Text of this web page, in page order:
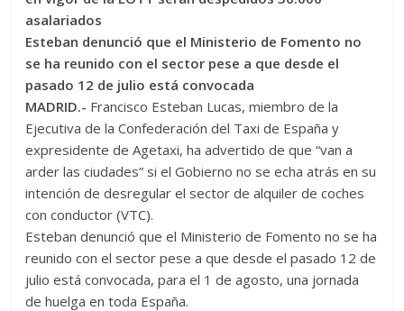
asalariados
Esteban denunció que el Ministerio de Fomento no
se ha reunido con el sector pese a que desde el
pasado 12 de julio está convocada
MADRID.- Francisco Esteban Lucas, miembro de la
Ejecutiva de la Confederación del Taxi de España y
expresidente de Agetaxi, ha advertido de que “van a
arder las ciudades” si el Gobierno no se echa atrás en su
intención de desregular el sector de alquiler de coches
con conductor (VTC).
Esteban denunció que el Ministerio de Fomento no se ha
reunido con el sector pese a que desde el pasado 12 de
julio está convocada, para el 1 de agosto, una jornada
de huelga en toda España.